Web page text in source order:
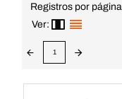
Registros por página
Ver:
1